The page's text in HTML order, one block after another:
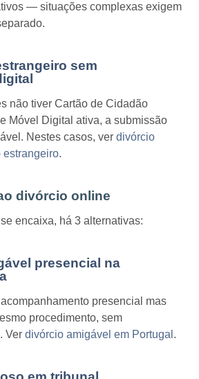
— situações complexas exigem
sem
não tiver Cartão de Cidadão
Móvel Digital ativa, a submissão
Nestes casos, ver divórcio
estrangeiro.
divórcio online
encaixa, há 3 alternativas:
presencial na
presencial mas
procedimento, sem
Ver divórcio amigável em Portugal .